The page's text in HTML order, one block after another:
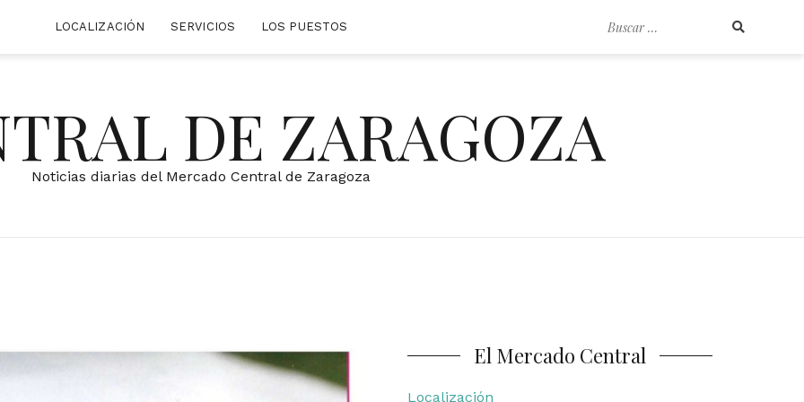
Buscar
LOCALIZACIÓN SERVICIOS LOS PUESTOS
DE ZARAGOZA
Noticias diarias del Mercado Central de Zaragoza
El Mercado Central
Localización